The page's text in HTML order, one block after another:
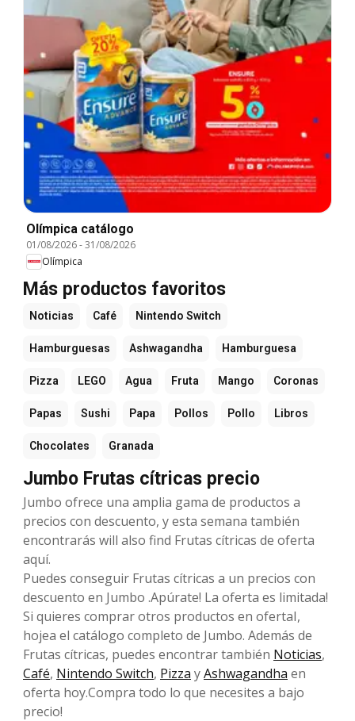
Olímpica catálogo
01/08/2026-31/08/2026
Olímpica
Más productos favoritos
Noticias Café Nintendo Switch
Hamburguesas Ashwagandha Hamburguesa
Pizza LEGO Agua Fruta Mango Coronas
Papas Sushi Papa Pollos Pollo Libros
Chocolates Granada
Jumbo Frutas cítricas precio
Jumbo ofrece una amplia gama de productos a
precios con descuento, y esta semana también
encontrarás will also find Frutas cítricas de oferta
aquí.
Puedes conseguir Frutas cítricas a un precios con
descuento en Jumbo .Apúrate! La oferta es limitada!
Si quieres comprar otros productos en ofertaI,
hojea el catálogo completo de Jumbo. Además de
Frutas cítricas, puedes encontrar también Noticias,
Café, Nintendo Switch, Pizza yAshwagandha en
oferta hoy.Compra todo lo que necesites a bajo
precio!